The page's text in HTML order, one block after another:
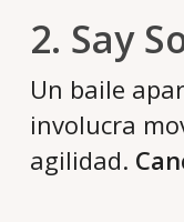
2. Say
Un baile
involucra
agilidad.